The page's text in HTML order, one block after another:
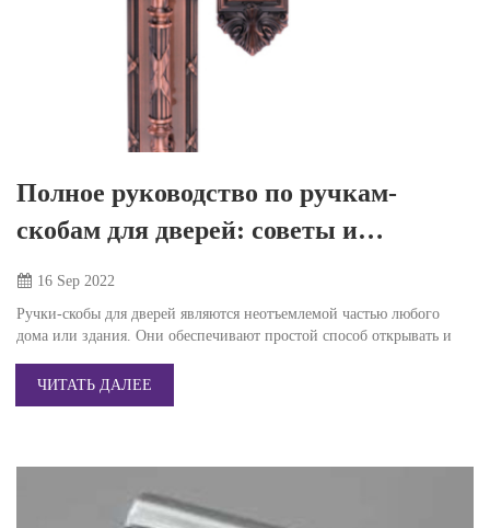
Полное руководство по ручкам-
скобам для дверей: советы и
рекомендации
16 Sep 2022
Ручки-скобы для дверей являются неотъемлемой частью любого
дома или здания. Они обеспечивают простой способ открывать и
ЧИТАТЬ ДАЛЕЕ